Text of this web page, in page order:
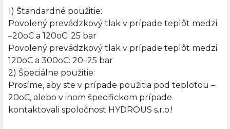
1) Štandardné použitie:
Povolený prevádzkový tlak v prípade teplôt medzi
–20oC a 120oC: 25 bar
Povolený prevádzkový tlak v prípade teplôt medzi
120oC a 300oC: 20–25 bar
2) Špeciálne použitie:
Prosíme, aby ste v prípade použitia pod teplotou –
20oC, alebo v inom špecifickom prípade
kontaktovali spoločnosť HYDROUS s.r.o.!